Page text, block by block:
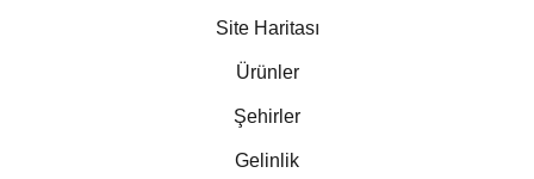
Site Haritası
Ürünler
Şehirler
Gelinlik